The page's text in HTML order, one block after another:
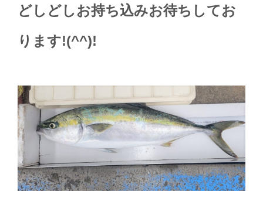
どしどしお持ち込みお待ちしてお
ります!(^^)!